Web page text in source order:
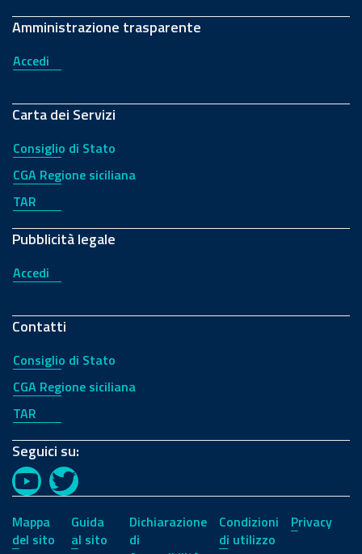
Amministrazione trasparente
Accedi
Carta dei Servizi
Consiglio di Stato
CGA Regione siciliana
TAR
Pubblicità legale
Accedi
Contatti
Consiglio di Stato
CGA Regione siciliana
TAR
Seguici su:
YouTubeTwitter
Mappa
del sito
Guida
al sito
Dichiarazione
di
Condizioni
di utilizzo
Privacy